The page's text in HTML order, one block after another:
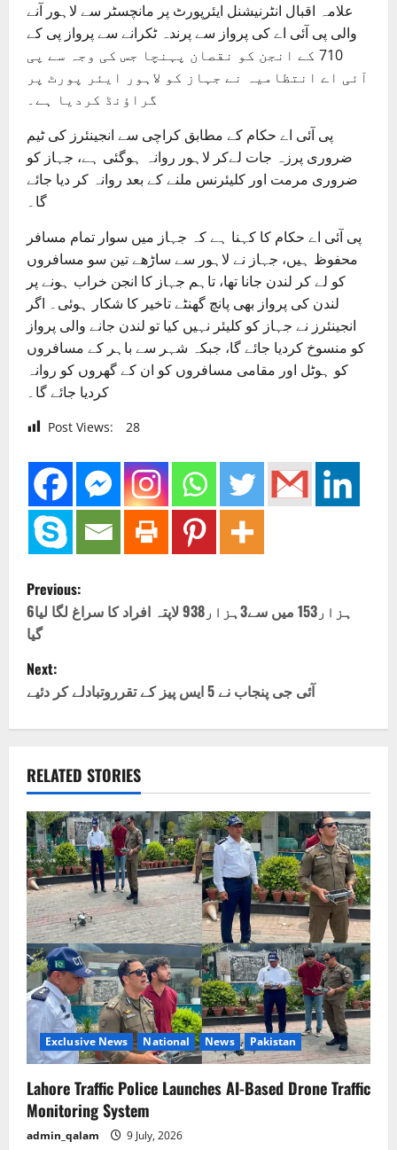
علامہ اقبال انٹرنیشنل ایئرپورٹ پر مانچسٹر سے لاہور آنے
والی پی آئی اے کی پرواز سے پرندہ ٹکرانے سے پرواز پی کے
710 کے انجن کو نقصان پہنچا جس کی وجہ سے پی
آئی اے انتظامیہ نے جہاز کو لاہور ایئر پورٹ پر
گراؤنڈ کردیا ہے۔
پی آئی اے حکام کے مطابق کراچی سے انجینئرز کی ٹیم
ضروری پرزہ جات لےکر لاہور روانہ ہوگئی ہے، جہاز کو
ضروری مرمت اور کلیئرنس ملنے کے بعد روانہ کر دیا جائے
گا۔
پی آئی اے حکام کا کہنا ہے کہ جہاز میں سوار تمام مسافر
محفوظ ہیں، جہاز نے لاہور سے ساڑھے تین سو مسافروں
کو لے کر لندن جانا تھا، تاہم جہاز کا انجن خراب ہونے پر
لندن کی پرواز بھی پانچ گھنٹے تاخیر کا شکار ہوئی۔ اگر
انجینئرز نے جہاز کو کلیئر نہیں کیا تو لندن جانے والی پرواز
کو منسوخ کردیا جائے گا، جبکہ شہر سے باہر کے مسافروں
کو ہوٹل اور مقامی مسافروں کو ان کے گھروں کو روانہ
کردیا جائے گا۔
Post Views: 28
P
o
s
t
n
a
v
i
g
a
t
i
o
n
Previous:
6ہزار153 میں سے3ہزار938 لاپتہ افراد کا سراغ لگا لیا
گیا
Next:
آئی جی پنجاب نے 5 ایس پیز کے تقرروتبادلے کر دئیے
RELATED STORIES
Exclusive News National News Pakistan
Lahore Traffic Police Launches AI-Based Drone Traffic
Monitoring System
admin_qalam 9 July, 2026